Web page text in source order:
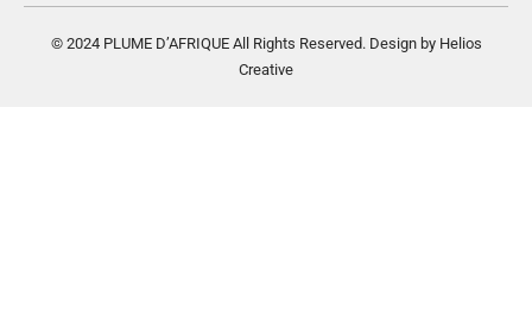
© 2024 PLUME D’AFRIQUE All Rights Reserved. Design by Helios
Creative